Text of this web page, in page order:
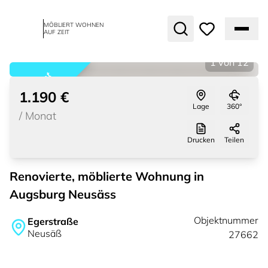
MÖBLIERT WOHNEN
AUF ZEIT
vermietet
1 von 12
1.190 €
/ Monat
Lage 360°
Drucken Teilen
Renovierte, möblierte Wohnung in
Augsburg Neusäss
Egerstraße
Neusäß
Objektnummer
27662